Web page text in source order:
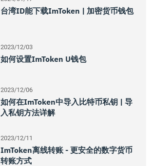
台湾ID能下载imToken | 加密货币钱包
2023/12/03
如何设置imToken U钱包
2023/12/06
如何在imToken中导入比特币私钥 | 导
入私钥方法详解
2023/12/11
ImToken离线转账 - 更安全的数字货币
转账方式